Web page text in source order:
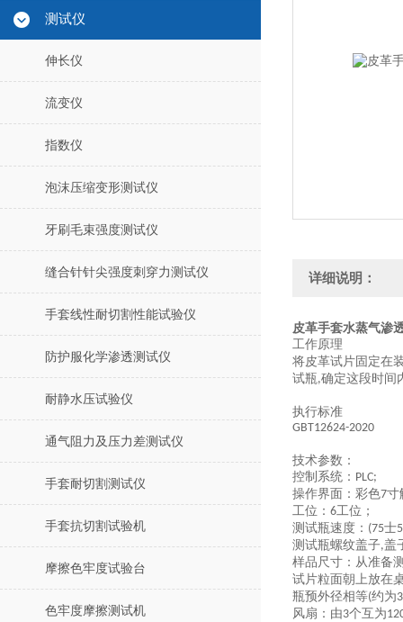
测试仪
伸长仪
流变仪
指数仪
泡沫压缩变形测试仪
牙刷毛束强度测试仪
缝合针针尖强度刺穿力测试仪
手套线性耐切割性能试验仪
防护服化学渗透测试仪
耐静水压试验仪
通气阻力及压力差测试仪
手套耐切割测试仪
手套抗切割试验机
摩擦色牢度试验台
色牢度摩擦测试机
详细说明：
皮革手套水蒸气渗
工作原理
将皮革试片固定在
试瓶,确定这段时间
执行标准
GBT12624-2020
技术参数：
控制系统： PLC;
操作界面：彩色7寸
工位： 6工位；
测试瓶速度： (75士
测试瓶螺纹盖子,盖
样品尺寸：从准备
试片粒面朝上放在
瓶预外径相等(约为
风扇 ： 由3个互为